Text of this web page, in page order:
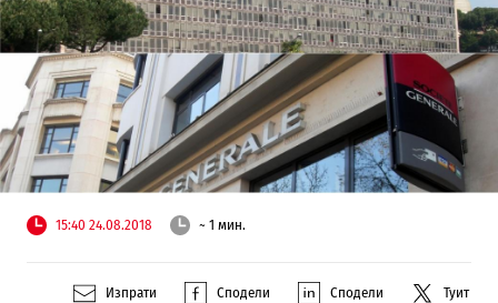
15:40 24.08.2018 ~ 1 мин.
Изпрати Сподели Сподели Туит